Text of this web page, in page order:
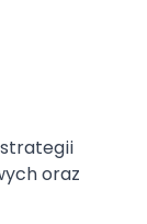
oraz